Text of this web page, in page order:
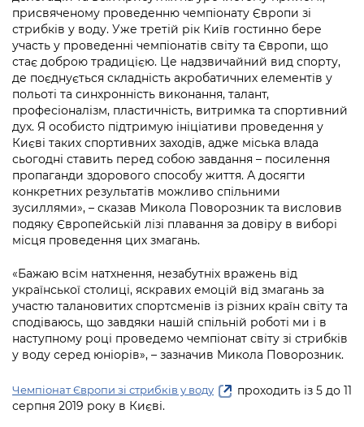
Підприємства, установи, організації
Kyiv International Relations
Річні звіти
Гендерна політика
Безбар'єрність
Київська міська військова адміністрація
Портал Захисників та Захисниць
Безбар'єрність
Портал послуг
Міський застосунок Київ Цифровий
Важливе під час воєнного стану
Уряд» – місцевий рівень»
Важливе під час воєнного стану
Про відкриті дані
Портал даних Києва
Публічні дашборди
присвяченому проведенню чемпіонату Європи зі
стрибків у воду. Уже третій рік Київ гостинно бере
участь у проведенні чемпіонатів світу та Європи, що
стає доброю традицією. Це надзвичайний вид спорту,
де поєднується складність акробатичних елементів у
польоті та синхронність виконання, талант,
професіоналізм, пластичність, витримка та спортивний
дух. Я особисто підтримую ініціативи проведення у
Києві таких спортивних заходів, адже міська влада
сьогодні ставить перед собою завдання – посилення
пропаганди здорового способу життя. А досягти
конкретних результатів можливо спільними
зусиллями», – сказав Микола Поворозник та висловив
подяку Європейській лізі плавання за довіру в виборі
місця проведення цих змагань.
«Бажаю всім натхнення, незабутніх вражень від
української столиці, яскравих емоцій від змагань за
участю талановитих спортсменів із різних країн світу та
сподіваюсь, що завдяки нашій спільній роботі ми і в
наступному році проведемо чемпіонат світу зі стрибків
у воду серед юніорів», – зазначив Микола Поворозник.
Чемпіонат Європи зі стрибків у воду
проходить із 5 до 11
серпня 2019 року в Києві.